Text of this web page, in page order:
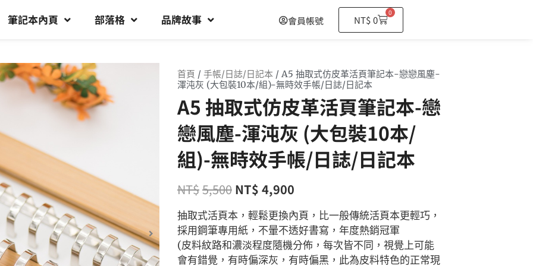
筆記本內頁 部落格 品牌故事 會員帳號 NT$0
0
購
物
首頁 / 手帳/日誌/日記本 / A5 抽取式仿皮革活頁筆記本-戀戀風塵-
渾沌灰 (大包裝10本/組)-無時效手帳/日誌/日記本
A5 抽取式仿皮革活頁筆記本-戀
戀風塵-渾沌灰 (大包裝10本/
組)-無時效手帳/日誌/日記本
NT$5,500 NT$ 4,900
抽取式活頁本，輕鬆更換內頁，比一般傳統活頁本更輕巧，
採用鋼筆專用紙，不暈不透好書寫，年度熱銷冠軍
(皮料紋路和濃淡程度隨機分佈，每次皆不同，視覺上可能
會有錯覺，有時偏深灰，有時偏黑，此為皮料特色的正常現